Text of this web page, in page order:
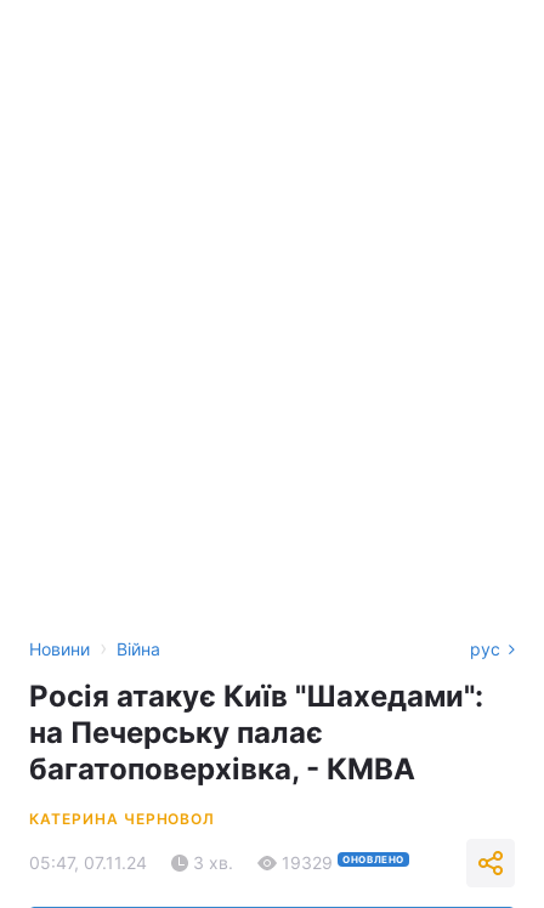
Новини › Війна рус
Росія атакує Київ "Шахедами":
на Печерську палає
багатоповерхівка, - КМВА
КАТЕРИНА ЧЕРНОВОЛ
05:47, 07.11.24 3 хв. 19329 ОНОВЛЕНО